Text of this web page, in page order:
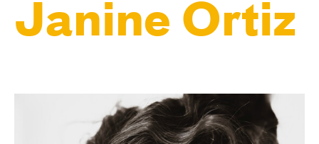
Janine Ortiz